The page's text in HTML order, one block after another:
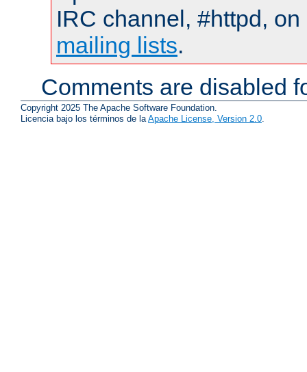
IRC channel, #httpd,
mailing lists.
Comments are disabled
Copyright 2025 The Apache Software Foundation.
Licencia bajo los términos de laApache License, Version 2.0.